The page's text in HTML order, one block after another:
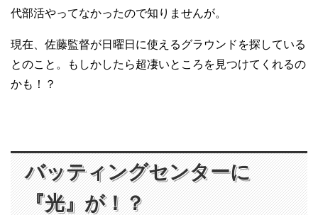
代部活やってなかったので知りませんが。
現在、佐藤監督が日曜日に使えるグラウンドを探している
とのこと。もしかしたら超凄いところを見つけてくれるの
かも！？
バッティングセンターに
『光』が！？